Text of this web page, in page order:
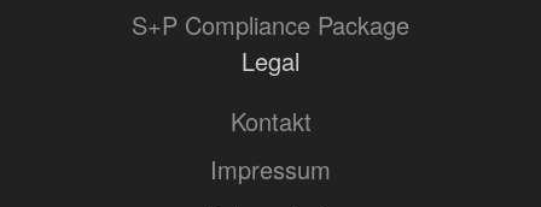
S+P Compliance Package
Legal
Kontakt
Impressum